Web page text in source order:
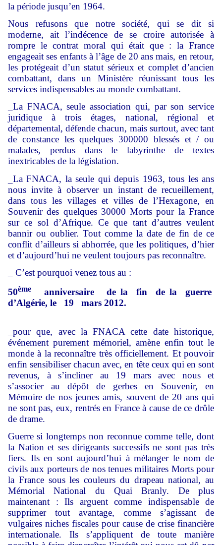
la période jusqu’en 1964.
Nous refusons que notre société, qui se dit si
moderne, ait l’indécence de se croire autorisée à
rompre le contrat moral qui était que : la France
engageait ses enfants à l’âge de 20 ans mais, en retour,
les protégeait d’un statut sérieux et complet d’ancien
combattant, dans un Ministère réunissant tous les
services indispensables au monde combattant.
_La FNACA, seule association qui, par son service
juridique à trois étages, national, régional et
départemental, défende chacun, mais surtout, avec tant
de constance les quelques 300000 blessés et / ou
malades, perdus dans le labyrinthe de textes
inextricables de la législation.
_La FNACA, la seule qui depuis 1963, tous les ans
nous invite à observer un instant de recueillement,
dans tous les villages et villes de l’Hexagone, en
Souvenir des quelques 30000 Morts pour la France
sur ce sol d’Afrique. Ce que tant d’autres veulent
bannir ou oublier. Tout comme la date de fin de ce
conflit d’ailleurs si abhorrée, que les politiques, d’hier
et d’aujourd’hui ne veulent toujours pas reconnaître.
_ C’est pourquoi venez tous au :
50ème
anniversaire de la fin de la guerre
d’Algérie, le 19 mars 2012.
_pour que, avec la FNACA cette date historique,
événement purement mémoriel, amène enfin tout le
monde à la reconnaître très officiellement. Et pouvoir
enfin sensibiliser chacun avec, en tête ceux qui en sont
revenus, à s’incliner au 19 mars avec nous et
s’associer au dépôt de gerbes en Souvenir, en
Mémoire de nos jeunes amis, souvent de 20 ans qui
ne sont pas, eux, rentrés en France à cause de ce drôle
de drame.
Guerre si longtemps non reconnue comme telle, dont
la Nation et ses dirigeants successifs ne sont pas très
fiers. Ils en sont aujourd’hui à mélanger le nom de
civils aux porteurs de nos tenues militaires Morts pour
la France sous les couleurs du drapeau national, au
Mémorial National du Quai Branly. De plus
maintenant : Ils arguent comme indispensable de
supprimer tout avantage, comme s’agissant de
vulgaires niches fiscales pour cause de crise financière
internationale. Ils s’appliquent de toute manière